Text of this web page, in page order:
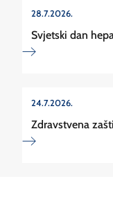
28.7.2026.
Svjetski dan
24.7.2026.
Zdravstvena